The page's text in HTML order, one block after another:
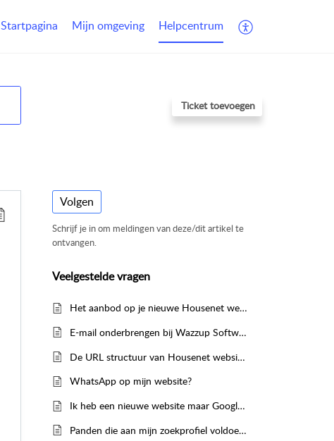
Startpagina Mijn omgeving Helpcentrum
Ticket toevoegen
Volgen
Schrijf je in om meldingen van deze/dit artikel te
ontvangen.
Veelgestelde vragen
Het aanbod op je nieuwe Housenet website
E-mail onderbrengen bij Wazzup Software of Office365?
De URL structuur van Housenet websites
WhatsApp op mijn website?
Ik heb een nieuwe website maar Google linkt naar de niet meer bestaande URL's van mijn oude website
Panden die aan mijn zoekprofiel voldoen komen niet terug in de matchmail